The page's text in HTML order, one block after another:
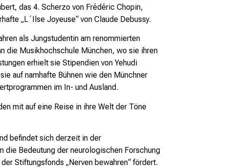
das 4. Scherzo von Frédéric Chopin,
„L´Ilse Joyeuse“ von Claude Debussy.
als Jungstudentin am renommierten
die Musikhochschule München, wo sie ihren
erhielt sie Stipendien von Yehudi
auf namhafte Bühnen wie den Münchner
im In- und Ausland.
mit auf eine Reise in ihre Welt der Töne
befindet sich derzeit in der
die Bedeutung der neurologischen Forschung
Stiftungsfonds „Nerven bewahren“ fördert.